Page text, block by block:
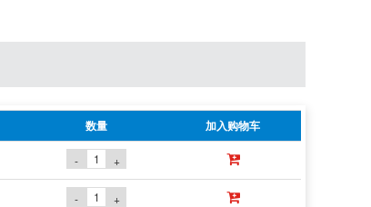
数量 加入购物车
- +
- +